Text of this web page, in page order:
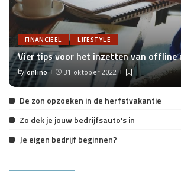
FINANCIEEL LIFESTYLE
Vier tips voor het inzetten van offline
Posted
by
by onlino 31 oktober 2022
De zon opzoeken in de herfstvakantie
Zo dek je jouw bedrijfsauto’s in
Je eigen bedrijf beginnen?